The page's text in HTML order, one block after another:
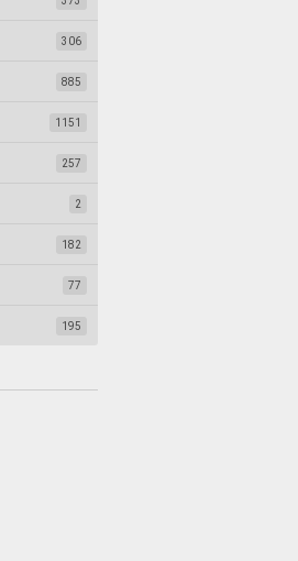
306
885
1151
257
2
182
77
195